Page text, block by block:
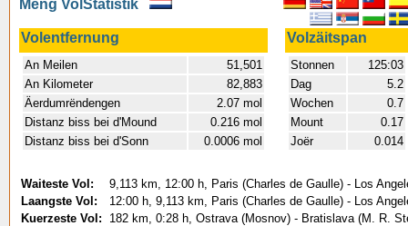
How long have you been in the air?
Create your own FlightMemory and see!
Meng VolStatistik
Volentfernung Volzäitspan
An Meilen
51,501
An Kilometer
82,883
Äerdumrëndengen
2.07 mol
Distanz biss bei d'Mound
0.216 mol
Distanz biss bei d'Sonn
0.0006 mol
Stonnen
125:03
Dag
5.2
Wochen
0.7
Mount
0.17
Joër
0.014
Waiteste Vol:
9,113 km, 12:00 h, Paris (Charles de Gaulle) - Los
Laangste Vol:
12:00 h, 9,113 km, Paris (Charles de Gaulle) - Los
Kuerzeste Vol:
182 km, 0:28 h, Ostrava (Mosnov) - Bratislava (M. R.